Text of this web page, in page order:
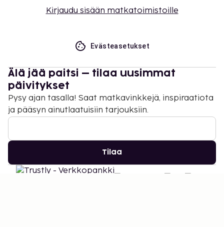
Kirjaudu sisään matkatoimistoille
Evästeasetukset
Älä jää paitsi – tilaa uusimmat
päivitykset
Pysy ajan tasalla! Saat matkavinkkejä, inspiraatiota
ja pääsyn ainutlaatuisiin tarjouksiin.
Tilaa